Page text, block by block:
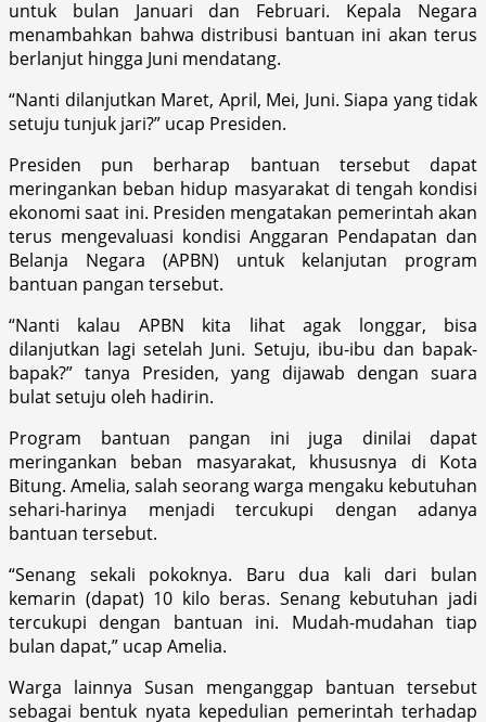
untuk bulan Januari dan Februari. Kepala Negara
menambahkan bahwa distribusi bantuan ini akan terus
berlanjut hingga Juni mendatang.
“Nanti dilanjutkan Maret, April, Mei, Juni. Siapa yang tidak
setuju tunjuk jari?” ucap Presiden.
Presiden pun berharap bantuan tersebut dapat
meringankan beban hidup masyarakat di tengah kondisi
ekonomi saat ini. Presiden mengatakan pemerintah akan
terus mengevaluasi kondisi Anggaran Pendapatan dan
Belanja Negara (APBN) untuk kelanjutan program
bantuan pangan tersebut.
“Nanti kalau APBN kita lihat agak longgar, bisa
dilanjutkan lagi setelah Juni. Setuju, ibu-ibu dan bapak-
bapak?” tanya Presiden, yang dijawab dengan suara
bulat setuju oleh hadirin.
Program bantuan pangan ini juga dinilai dapat
meringankan beban masyarakat, khususnya di Kota
Bitung. Amelia, salah seorang warga mengaku kebutuhan
sehari-harinya menjadi tercukupi dengan adanya
bantuan tersebut.
“Senang sekali pokoknya. Baru dua kali dari bulan
kemarin (dapat) 10 kilo beras. Senang kebutuhan jadi
tercukupi dengan bantuan ini. Mudah-mudahan tiap
bulan dapat,” ucap Amelia.
Warga lainnya Susan menganggap bantuan tersebut
sebagai bentuk nyata kepedulian pemerintah terhadap